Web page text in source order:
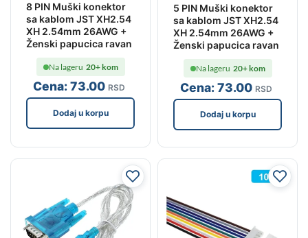
8 PIN Muški konektor
sa kablom JST XH2.54
XH 2.54mm 26AWG +
Ženski papucica ravan
Cena:73.00 RSD
Na lageru 20+ kom
Dodaj u korpu
5 PIN Muški konektor
sa kablom JST XH2.54
XH 2.54mm 26AWG +
Ženski papucica ravan
Cena:73.00 RSD
Na lageru 20+ kom
Dodaj u korpu